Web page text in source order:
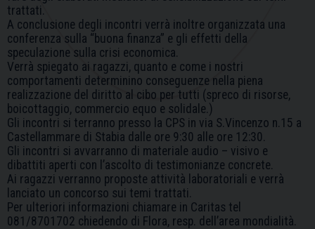
trattati.
A conclusione degli incontri verrà inoltre organizzata una
conferenza sulla “buona finanza” e gli effetti della
speculazione sulla crisi economica.
Verrà spiegato ai ragazzi, quanto e come i nostri
comportamenti determinino conseguenze nella piena
realizzazione del diritto al cibo per tutti (spreco di risorse,
boicottaggio, commercio equo e solidale.)
Gli incontri si terranno presso la CPS in via S.Vincenzo n.15 a
Castellammare di Stabia dalle ore 9:30 alle ore 12:30.
Gli incontri si avvarranno di materiale audio – visivo e
dibattiti aperti con l’ascolto di testimonianze concrete.
Ai ragazzi verranno proposte attività laboratoriali e verrà
lanciato un concorso sui temi trattati.
Per ulteriori informazioni chiamare in Caritas tel
081/8701702 chiedendo di Flora, resp. dell’area mondialità.